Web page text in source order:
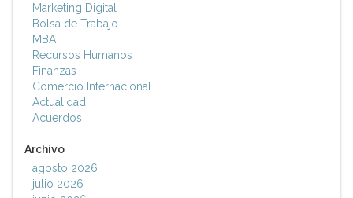
Marketing Digital
Bolsa de Trabajo
MBA
Recursos Humanos
Finanzas
Comercio Internacional
Actualidad
Acuerdos
Archivo
agosto 2026
julio 2026